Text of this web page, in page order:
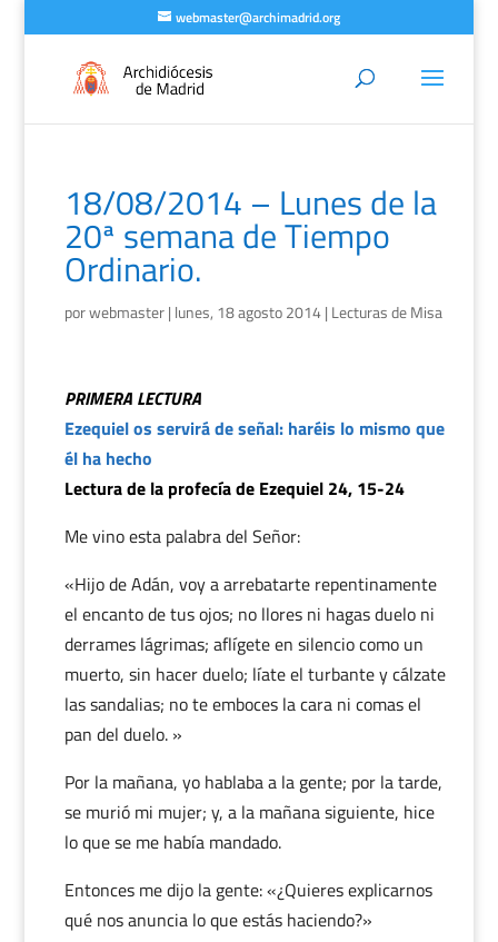
webmaster@archimadrid.org
18/08/2014 – Lunes de la
20ª semana de Tiempo
Ordinario.
porwebmaster| lunes, 18 agosto 2014| Lecturas de Misa
PRIMERA LECTURA
Ezequiel os servirá de señal: haréis lo mismo que
él ha hecho
Lectura de la profecía de Ezequiel 24, 15-24
Me vino esta palabra del Señor:
«Hijo de Adán, voy a arrebatarte repentinamente
el encanto de tus ojos; no llores ni hagas duelo ni
derrames lágrimas; aflígete en silencio como un
muerto, sin hacer duelo; líate el turbante y cálzate
las sandalias; no te emboces la cara ni comas el
pan del duelo. »
Por la mañana, yo hablaba a la gente; por la tarde,
se murió mi mujer; y, a la mañana siguiente, hice
lo que se me había mandado.
Entonces me dijo la gente: «¿Quieres explicarnos
qué nos anuncia lo que estás haciendo?»